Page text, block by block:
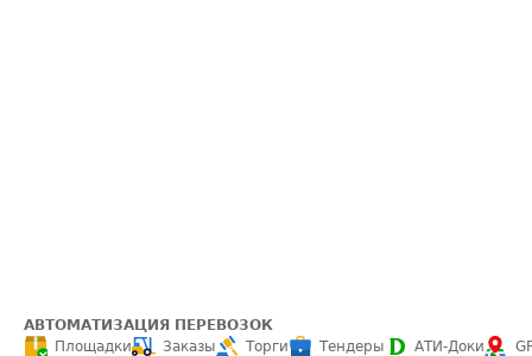
АВТОМАТИЗАЦИЯ ПЕРЕВОЗОК
Площадки
Заказы Торги Тендеры АТИ-Доки